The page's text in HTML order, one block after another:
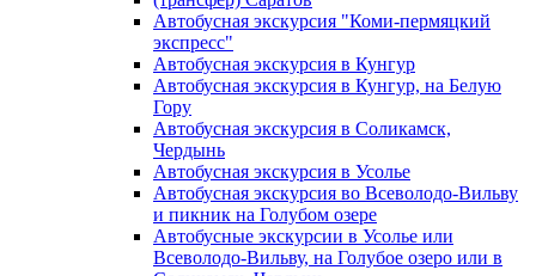
Автобусная экскурсия "Коми-пермяцкий
экспресс"
Автобусная экскурсия в Кунгур
Автобусная экскурсия в Кунгур, на Белую
Гору
Автобусная экскурсия в Соликамск,
Чердынь
Автобусная экскурсия в Усолье
Автобусная экскурсия во Всеволодо-Вильву
и пикник на Голубом озере
Автобусные экскурсии в Усолье или
Всеволодо-Вильву, на Голубое озеро или в